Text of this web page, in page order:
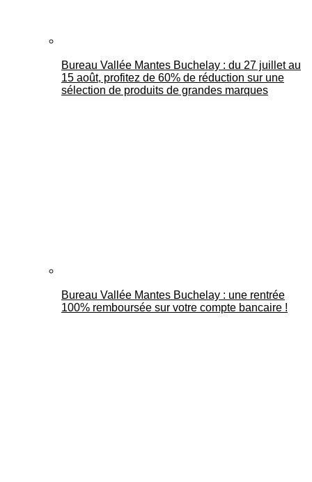
Bureau Vallée Mantes Buchelay : du 27 juillet au
15 août, profitez de 60% de réduction sur une
sélection de produits de grandes marques
Bureau Vallée Mantes Buchelay : une rentrée
100% remboursée sur votre compte bancaire !